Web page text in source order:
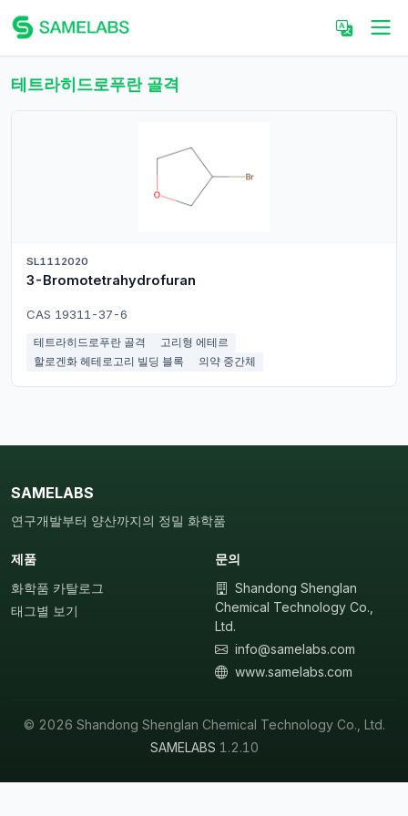
테트라히드로푸란 골격
SL1112020
3-Bromotetrahydrofuran
CAS 19311-37-6
테트라히드로푸란 골격
고리형 에테르
할로겐화 헤테로고리 빌딩 블록
의약 중간체
SAMELABS
연구개발부터 양산까지의 정밀 화학품
제품
화학품 카탈로그
태그별 보기
문의
Shandong Shenglan
Chemical Technology Co.,
Ltd.
info@samelabs.com
www.samelabs.com
© 2026 Shandong Shenglan Chemical Technology Co., Ltd.
SAMELABS 1.2.10